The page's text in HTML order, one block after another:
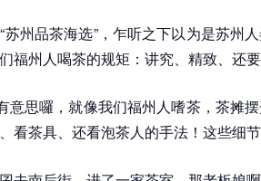
州品茶海选”，乍听之下以为是苏州
福州人喝茶的规矩：讲究、精致、还要
意思囉，就像我们福州人嗜茶，茶摊
看茶具、还看泡茶人的手法！这些细